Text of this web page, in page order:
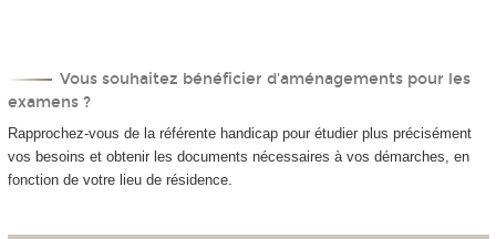
Vous souhaitez bénéficier d'aménagements pour les
examens ?
Rapprochez-vous de la référente handicap pour étudier plus précisément
vos besoins et obtenir les documents nécessaires à vos démarches, en
fonction de votre lieu de résidence.